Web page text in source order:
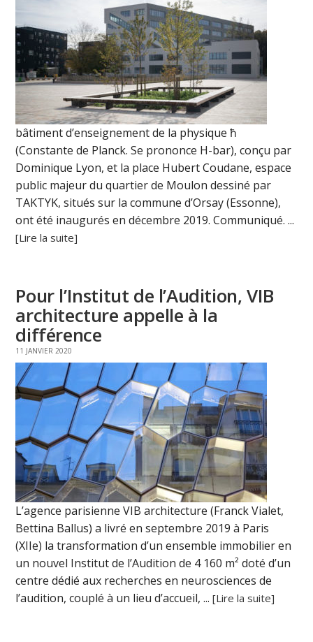
bâtiment d’enseignement de la physique ħ
(Constante de Planck. Se prononce H-bar), conçu par
Dominique Lyon, et la place Hubert Coudane, espace
public majeur du quartier de Moulon dessiné par
TAKTYK, situés sur la commune d’Orsay (Essonne),
ont été inaugurés en décembre 2019. Communiqué. ...
[Lire la suite]
Pour l’Institut de l’Audition, VIB
architecture appelle à la
différence
11 JANVIER 2020
L’agence parisienne VIB architecture (Franck Vialet,
Bettina Ballus) a livré en septembre 2019 à Paris
(XIIe) la transformation d’un ensemble immobilier en
un nouvel Institut de l’Audition de 4 160 m² doté d’un
centre dédié aux recherches en neurosciences de
l’audition, couplé à un lieu d’accueil, ...[Lire la suite]